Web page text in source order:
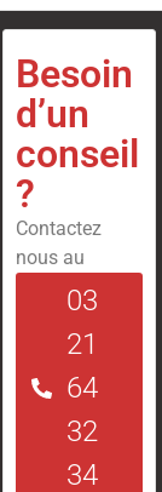
Besoin
d’un
conseil
?
Contactez
nous au
03
21
64
32
34